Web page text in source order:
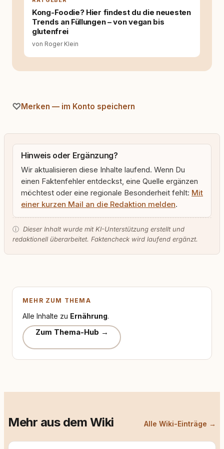
Kong-Foodie? Hier findest du die neuesten
Trends an Füllungen – von vegan bis
glutenfrei
von Roger Klein
Merken — im Konto speichern
Hinweis oder Ergänzung?
Wir aktualisieren diese Inhalte laufend. Wenn Du
einen Faktenfehler entdeckst, eine Quelle ergänzen
möchtest oder eine regionale Besonderheit fehlt: Mit
einer kurzen Mail an die Redaktion melden.
ⓘ Dieser Inhalt wurde mit KI-Unterstützung erstellt und
redaktionell überarbeitet. Faktencheck wird laufend ergänzt.
MEHR ZUM THEMA
Alle Inhalte zu Ernährung.
Zum Thema-Hub →
Mehr aus dem Wiki Alle Wiki-Einträge →